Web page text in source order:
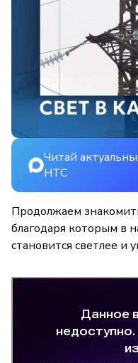
Читай
НТС
Продолжаем
благодаря которым в
становится светлее и